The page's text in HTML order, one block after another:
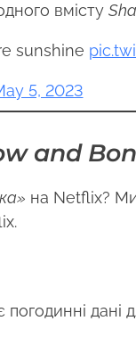
вмісту
sunshine
5, 2023
and
на Netflix?
дані